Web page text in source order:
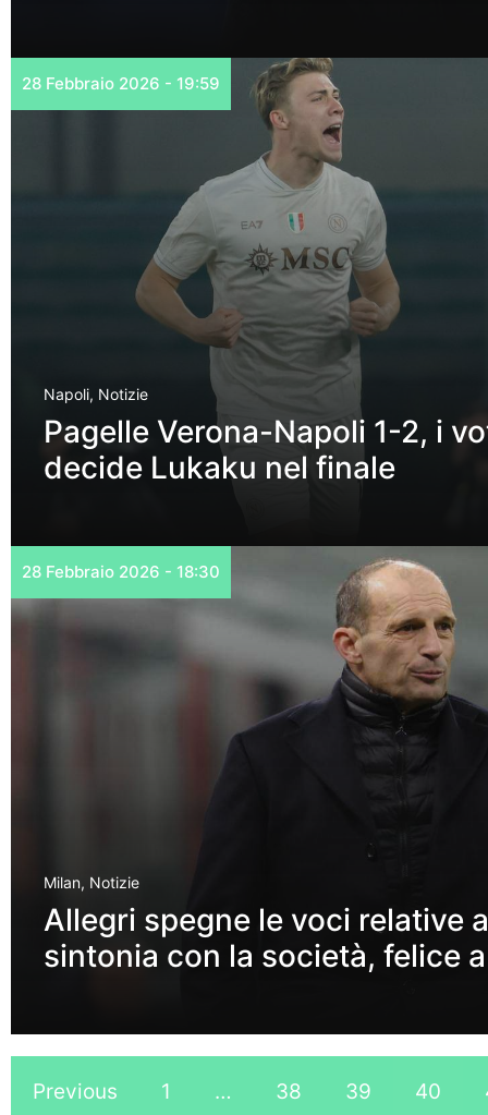
28 Febbraio 2026 - 19:59
Napoli, Notizie
Pagelle Verona-Napoli 1-2, i
decide Lukaku nel finale
28 Febbraio 2026 - 18:30
Milan, Notizie
Allegri spegne le voci relative
sintonia con la società, felice
Previous 1 … 38 39 40